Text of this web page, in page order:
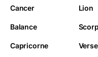
Cancer Lion
Balance
Capricorne